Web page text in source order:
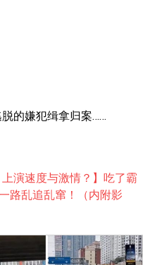
的嫌犯缉拿归案……
上演速度与激情？】吃了霸
路乱追乱窜！（内附影